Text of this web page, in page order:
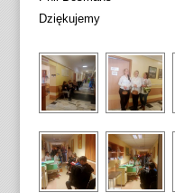
Dziękujemy